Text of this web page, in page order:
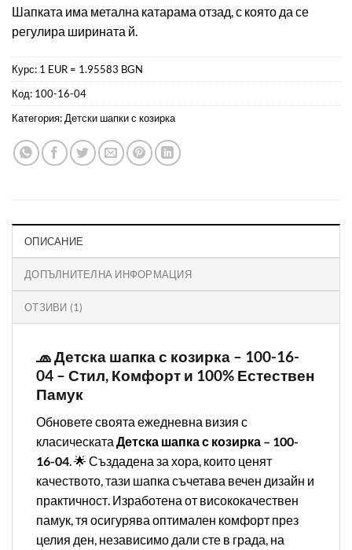
Шапката има метална катарама отзад, с която да се
регулира ширината й.
Курс: 1 EUR = 1.95583 BGN
Код: 100-16-04
Категория:Детски шапки с козирка
ОПИСАНИЕ
ДОПЪЛНИТЕЛНА ИНФОРМАЦИЯ
ОТЗИВИ (1)
🧢 Детска шапка с козирка – 100-16-
04 – Стил, Комфорт и 100% Естествен
Памук
Обновете своята ежедневна визия с
класическата Детска шапка с козирка – 100-
16-04. 🌟 Създадена за хора, които ценят
качеството, тази шапка съчетава вечен дизайн и
практичност. Изработена от висококачествен
памук, тя осигурява оптимален комфорт през
целия ден, независимо дали сте в града, на